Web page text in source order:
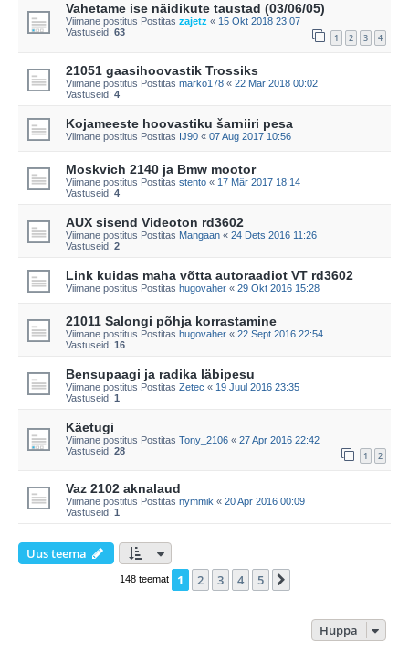
Vahetame ise näidikute taustad (03/06/05)
Viimane postitus Postitas zajetz « 15 Okt 2018 23:07
Vastuseid: 63 1 2 3 4
21051 gaasihoovastik Trossiks
Viimane postitus Postitas marko178 « 22 Mär 2018 00:02
Vastuseid: 4
Kojameeste hoovastiku šarniiri pesa
Viimane postitus Postitas IJ90 « 07 Aug 2017 10:56
Moskvich 2140 ja Bmw mootor
Viimane postitus Postitas stento « 17 Mär 2017 18:14
Vastuseid: 4
AUX sisend Videoton rd3602
Viimane postitus Postitas Mangaan « 24 Dets 2016 11:26
Vastuseid: 2
Link kuidas maha võtta autoraadiot VT rd3602
Viimane postitus Postitas hugovaher « 29 Okt 2016 15:28
21011 Salongi põhja korrastamine
Viimane postitus Postitas hugovaher « 22 Sept 2016 22:54
Vastuseid: 16
Bensupaagi ja radika läbipesu
Viimane postitus Postitas Zetec « 19 Juul 2016 23:35
Vastuseid: 1
Käetugi
Viimane postitus Postitas Tony_2106 « 27 Apr 2016 22:42
Vastuseid: 28 1 2
Vaz 2102 aknalaud
Viimane postitus Postitas nymmik « 20 Apr 2016 00:09
Vastuseid: 1
Uus teema
148 teemat 1 2 3 4 5
Hüppa